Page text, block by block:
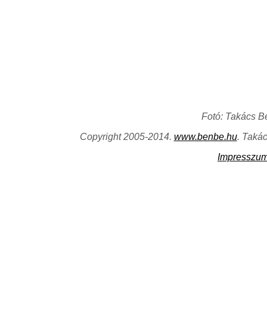
Fotó: Takács
Copyright 2005-2014. www.benbe.hu.